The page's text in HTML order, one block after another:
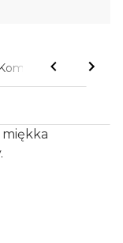
Komentarze